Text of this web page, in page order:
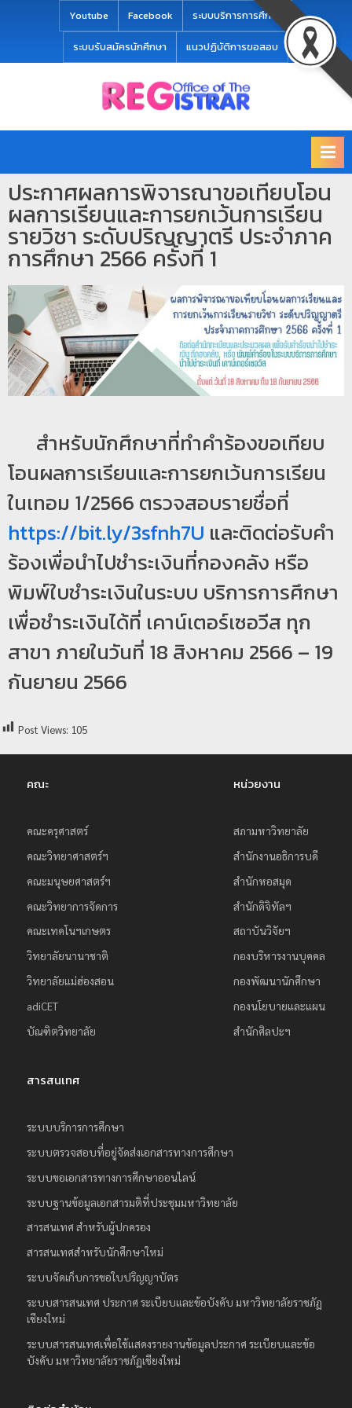
Youtube Facebook ระบบบริการการศึกษา
ระบบรับสมัครนักศึกษา แนวปฏิบัติการขอสอบ
นั
ท
ะ
เ
บี
แ
ล
ะ
ป
ม
ล
ผ
ล
ห
า
วิ
ท
ย
ช
ฏ
เ
ชี
ย
ห
ม่
the
mai
Rajabhat
University
ประกาศผลการพิจารณาขอเทียบโอน
ผลการเรียนและการยกเว้นการเรียน
รายวิชา ระดับปริญญาตรี ประจำภาค
การศึกษา 2566 ครั้งที่ 1
สำหรับนักศึกษาที่ทำคำร้องขอเทียบ
โอนผลการเรียนและการยกเว้นการเรียน
ในเทอม 1/2566 ตรวจสอบรายชื่อที่
https://bit.ly/3sfnh7U และติดต่อรับคำ
ร้องเพื่อนำไปชำระเงินที่กองคลัง หรือ
พิมพ์ใบชำระเงินในระบบ บริการการศึกษา
เพื่อชำระเงินได้ที่ เคาน์เตอร์เซอวีส ทุก
สาขา ภายในวันที่ 18 สิงหาคม 2566 – 19
กันยายน 2566
Post Views: 105
คณะ
คณะครุศาสตร์
คณะวิทยาศาสตร์ฯ
คณะมนุษยศาสตร์ฯ
คณะวิทยาการจัดการ
คณะเทคโนฯเกษตร
วิทยาลัยนานาชาติ
วิทยาลัยแม่ฮ่องสอน
adiCET
บัณฑิตวิทยาลัย
หน่วยงาน
สภามหาวิทยาลัย
สำนักงานอธิการบดี
สำนักหอสมุด
สำนักดิจิทัลฯ
สถาบันวิจัยฯ
กองบริหารงานบุคคล
กองพัฒนานักศึกษา
กองนโยบายและแผน
สำนักศิลปะฯ
สารสนเทศ
ระบบบริการการศึกษา
ระบบตรวจสอบที่อยู่จัดส่งเอกสารทางการศึกษา
ระบบขอเอกสารทางการศึกษาออนไลน์
ระบบฐานข้อมูลเอกสารมติที่ประชุมมหาวิทยาลัย
สารสนเทศ สำหรับผู้ปกครอง
สารสนเทศสำหรับนักศึกษาใหม่
ระบบจัดเก็บการขอใบปริญญาบัตร
ระบบสารสนเทศ ประกาศ ระเบียบและข้อบังคับ มหาวิทยาลัยราชภัฏ
เชียงใหม่
ระบบสารสนเทศเพื่อใช้แสดงรายงานข้อมูลประกาศ ระเบียบและข้อ
บังคับ มหาวิทยาลัยราชภัฏเชียงใหม่
modal-check